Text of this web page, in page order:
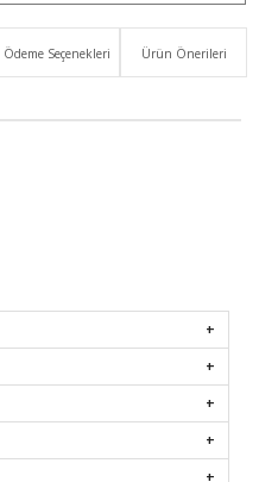
Ödeme Seçenekleri Ürün Önerileri